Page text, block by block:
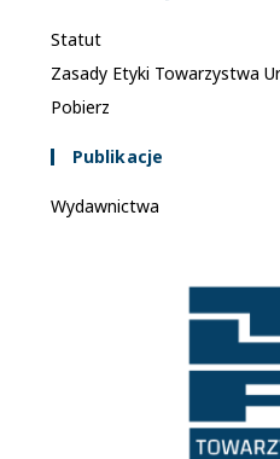
Statut
Zasady Etyki Towarzystwa
Pobierz
Publikacje
Wydawnictwa